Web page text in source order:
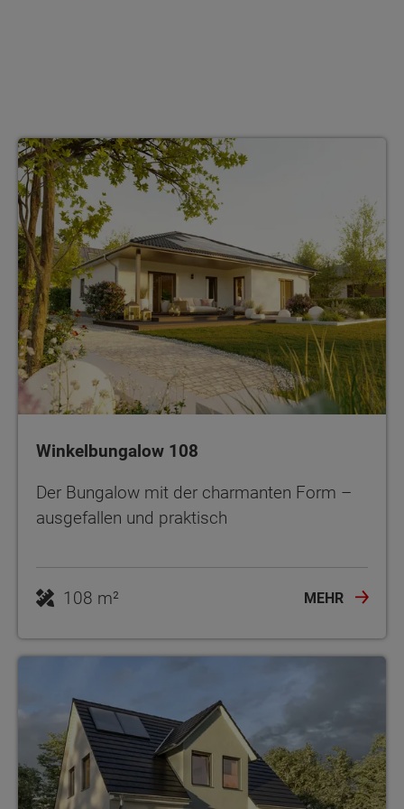
Winkelbungalow 108
Der Bungalow mit der charmanten Form –
ausgefallen und praktisch
108 m² MEHR